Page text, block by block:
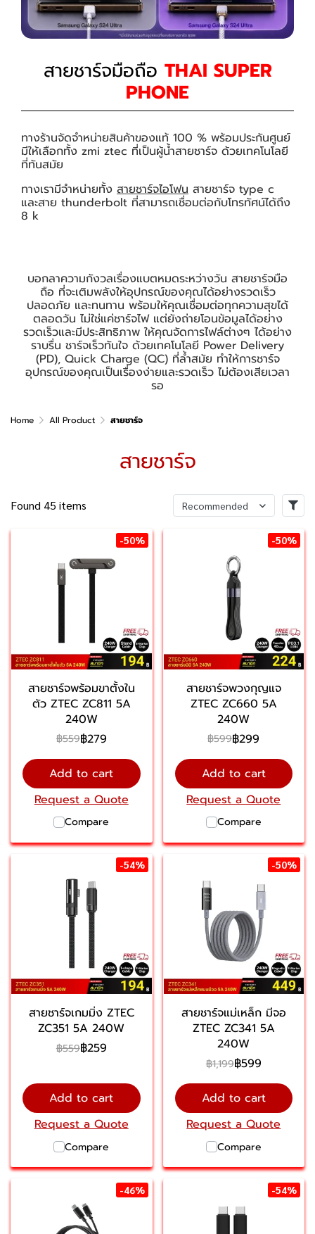
สายชาร์จมือถือ THAI SUPER
PHONE
ทางร้านจัดจำหน่ายสินค้าของแท้ 100 % พร้อมประกันศูนย์
มีให้เลือกทั้ง zmi ztec ที่เป็นผู้น้ำสายชาร์จ ด้วยเทคโนโลยี
ที่ทันสมัย
ทางเรามีจำหน่ายทั้ง สายชาร์จไอโฟน สายชาร์จ type c
และสาย thunderbolt ที่สามารถเชื่อมต่อกับโทรทัศน์ได้ถึง
8 k
บอกลาความกังวลเรื่องแบตหมดระหว่างวัน สายชาร์จมือ
ถือ ที่จะเติมพลังให้อุปกรณ์ของคุณได้อย่างรวดเร็ว
ปลอดภัย และทนทาน พร้อมให้คุณเชื่อมต่อทุกความสุขได้
ตลอดวัน ไม่ใช่แค่ชาร์จไฟ แต่ยังถ่ายโอนข้อมูลได้อย่าง
รวดเร็วและมีประสิทธิภาพ ให้คุณจัดการไฟล์ต่างๆ ได้อย่าง
ราบรื่น ชาร์จเร็วทันใจ ด้วยเทคโนโลยี Power Delivery
(PD), Quick Charge (QC) ที่ล้ำสมัย ทำให้การชาร์จ
อุปกรณ์ของคุณเป็นเรื่องง่ายและรวดเร็ว ไม่ต้องเสียเวลา
รอ
Home All Product สายชาร์จ
สายชาร์จ
Found 45 items Recommended
-50%
สายชาร์จพร้อมขาตั้งใน
ตัว ZTEC ZC811 5A
240W
฿559฿279
Add to cart
Request a Quote
Compare
-50%
สายชาร์จพวงกุญแจ
ZTEC ZC660 5A
240W
฿599฿299
Add to cart
Request a Quote
Compare
-54%
สายชาร์จเกมมิ่ง ZTEC
ZC351 5A 240W
฿559฿259
Add to cart
Request a Quote
Compare
-50%
สายชาร์จแม่เหล็ก มีจอ
ZTEC ZC341 5A
240W
฿1,199฿599
Add to cart
Request a Quote
Compare
-46% -54%